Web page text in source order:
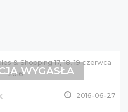
2016-06-27
WYGASŁA